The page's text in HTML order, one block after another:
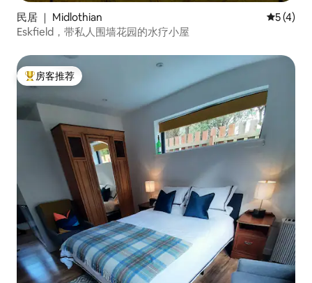
民居 ｜ Midlothian 平均评分
5 (4)
Eskfield，带私人围墙花园的水疗小屋
热门「房客推荐」
房客推荐